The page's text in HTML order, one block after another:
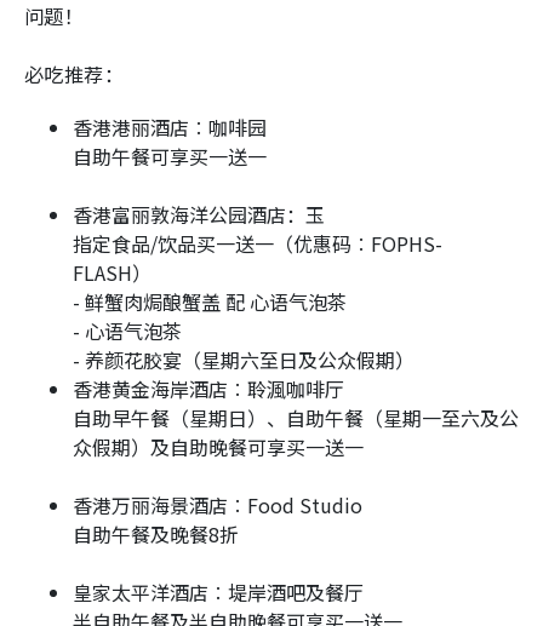
问题！
必吃推荐：
香港港丽酒店︰咖啡园
自助午餐可享买一送一
香港富丽敦海洋公园酒店：玉
指定食品/饮品买一送一（优惠码︰FOPHS-
FLASH）
- 鲜蟹肉焗酿蟹盖 配 心语气泡茶
- 心语气泡茶
- 养颜花胶宴（星期六至日及公众假期）
香港黄金海岸酒店︰聆渢咖啡厅
自助早午餐（星期日）、自助午餐（星期一至六及公
众假期）及自助晚餐可享买一送一
香港万丽海景酒店︰Food Studio
自助午餐及晚餐8折
皇家太平洋酒店︰堤岸酒吧及餐厅